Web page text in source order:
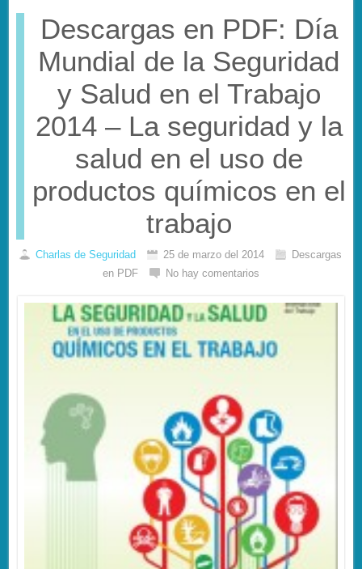
Descargas en PDF: Día
Mundial de la Seguridad
y Salud en el Trabajo
2014 – La seguridad y la
salud en el uso de
productos químicos en el
trabajo
Charlas de Seguridad 25 de marzo del 2014
Descargas
en PDF
No hay comentarios